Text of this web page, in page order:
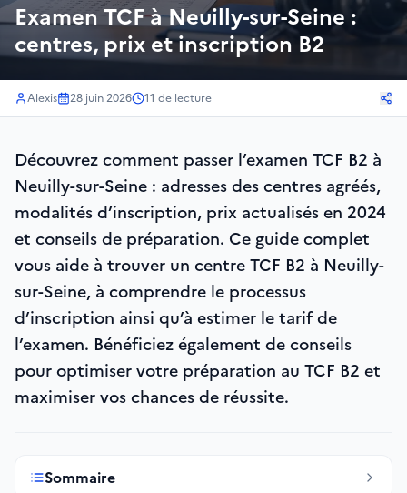
Examen TCF à Neuilly-sur-Seine :
centres, prix et inscription B2
Alexis 28 juin 2026 11 de lecture
Découvrez comment passer l’examen TCF B2 à
Neuilly-sur-Seine : adresses des centres agréés,
modalités d’inscription, prix actualisés en 2024
et conseils de préparation. Ce guide complet
vous aide à trouver un centre TCF B2 à Neuilly-
sur-Seine, à comprendre le processus
d’inscription ainsi qu’à estimer le tarif de
l’examen. Bénéficiez également de conseils
pour optimiser votre préparation au TCF B2 et
maximiser vos chances de réussite.
Sommaire